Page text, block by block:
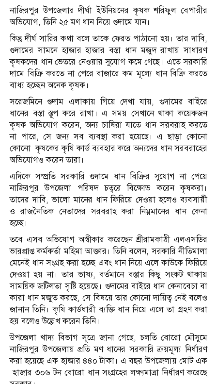
নাজিরপুর উপজেলার দীর্ঘা ইউনিয়নের কৃষক শরিফুল বেপারীর
অভিযোগ, তিনি ২৫ মণ ধান নিয়ে গুদামে যান।
কিন্তু দীর্ঘ সারির কথা বলে তাকে ফেরত পাঠানো হয়। তার দাবি,
গুদামের সামনে হাজার হাজার বস্তা ধান মজুদ রাখায় সাধারণ
কৃষকদের ধান ভেতরে নেওয়ার সুযোগ কমে গেছে। এতে সরকারি
দামে বিক্রি করতে না পেরে বাজারে কম মূল্যে ধান বিক্রি করতে
বাধ্য হচ্ছেন অনেক কৃষক।
সরেজমিনে গুদাম এলাকায় গিয়ে দেখা যায়, গুদামের বাইরে
ধানের বস্তা স্তূপ করে রাখা। এ সময় সেখানে থাকা কয়েকজন
কৃষক অভিযোগ করেন, অন্য চাষিরা যাতে ধান সরবরাহ করতে
না পারে, সে জন্য সব ব্যবস্থা করা হয়েছে। এ ছাড়া কোনো
কোনো কৃষকের কৃষি কার্ড ব্যবহার করে অন্যদের ধান সরবরাহের
অভিযোগও করেন তারা।
এদিকে সম্প্রতি সরকারি গুদামে ধান বিক্রির সুযোগ না পেয়ে
নাজিরপুর উপজেলা পরিষদ চত্বরে বিক্ষোভ করেন কৃষকরা।
তাদের দাবি, ভালো মানের ধান ফিরিয়ে দেওয়া হলেও ব্যবসায়ী
ও রাজনৈতিক নেতাদের সরবরাহ করা নিম্নমানের ধান কেনা
হচ্ছে।
তবে এসব অভিযোগ অস্বীকার করেছেন শ্রীরামকাঠী এলএসডির
ভারপ্রাপ্ত কর্মকর্তা মহিমা আক্তার। তিনি বলেন, সরকারি নীতিমালা
মেনেই ধান সংগ্রহ করা হচ্ছে এবং ধান নিয়ে এলে কাউকে ফিরিয়ে
দেওয়া হয় না। তার ভাষ্য, বর্তমানে বস্তার কিছু সংকট থাকায়
সাময়িক জটিলতা সৃষ্টি হয়েছে। গুদামের বাইরে ধান কেনাবেচা বা
কারা ধান মজুত করছে, সে বিষয়ে তার কোনো দায়িত্ব নেই বলেও
জানান তিনি। কৃষি কার্ডধারী ব্যক্তি ধান নিয়ে এলে তা গ্রহণ করা
হয় বলেও উল্লেখ করেন তিনি।
উপজেলা খাদ্য বিভাগ সূত্রে জানা গেছে, চলতি বোরো মৌসুমে
নাজিরপুর উপজেলায় প্রতি মণ ধানের সরকারি ক্রয়মূল্য নির্ধারণ
করা হয়েছে এক হাজার ৪৪০ টাকা। এ বছর উপজেলায় মোট এক
হাজার ৩০৬ টন বোরো ধান সংগ্রহের লক্ষ্যমাত্রা নির্ধারণ করেছে